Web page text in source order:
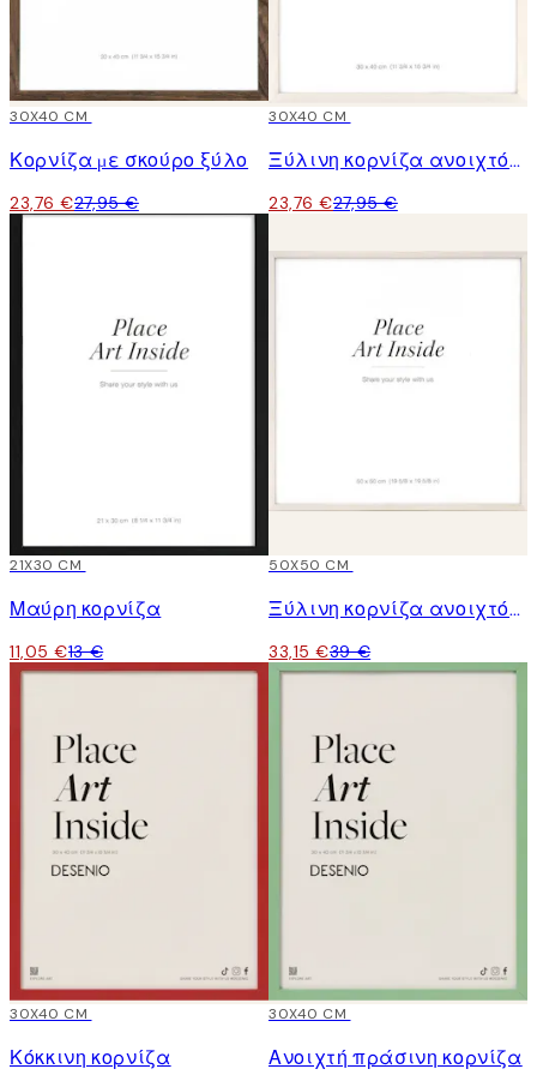
15%*
30X40 CM
Κορνίζα με σκούρο ξύλο
23,76 €27,95 €
15%*
30X40 CM
Ξύλινη κορνίζα ανοιχτόχρωμη
23,76 €27,95 €
15%*
21X30 CM
Μαύρη κορνίζα
11,05 €13 €
15%*
50X50 CM
Ξύλινη κορνίζα ανοιχτόχρωμη
33,15 €39 €
15%*
30X40 CM
Κόκκινη κορνίζα
15%*
30X40 CM
Ανοιχτή πράσινη κορνίζα